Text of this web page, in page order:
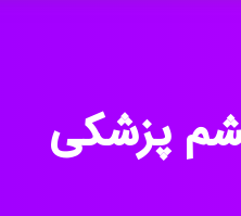
پزشکی